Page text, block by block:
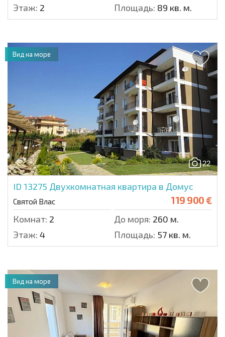
Этаж: 2 Площадь: 89 кв. м.
22
ID 13275 Двухкомнатная квартира в Домус
Святой Влас 119 900 €
Комнат: 2 До моря: 260 м.
Этаж: 4 Площадь: 57 кв. м.
Вид на море
Вид на море